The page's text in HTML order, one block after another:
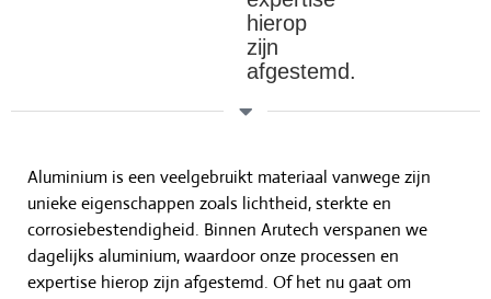
unieke eigenschappen zoals lichtheid, sterkte en
dagelijks aluminium, waardoor onze processen en
expertise hierop zijn afgestemd. Of het nu gaat om
CNC draaien, frezen of langdraaien; wij zorgen voor
een efficiënte en nauwkeurige productie van
aluminium onderdelen.